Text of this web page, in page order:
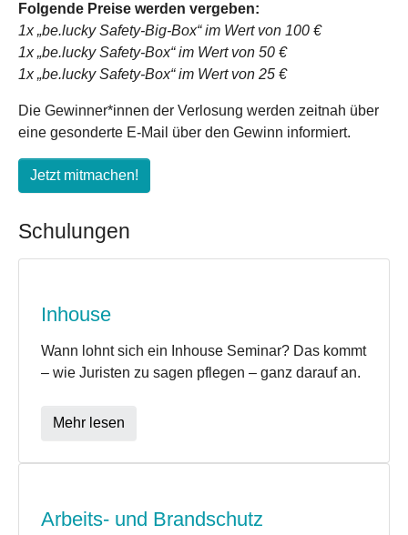
Folgende Preise werden vergeben:
1x „be.lucky Safety-Big-Box“ im Wert von 100 €
1x „be.lucky Safety-Box“ im Wert von 50 €
1x „be.lucky Safety-Box“ im Wert von 25 €
Die Gewinner*innen der Verlosung werden zeitnah über
eine gesonderte E-Mail über den Gewinn informiert.
Jetzt mitmachen!
Schulungen
Inhouse
Wann lohnt sich ein Inhouse Seminar? Das kommt
– wie Juristen zu sagen pflegen – ganz darauf an.
Mehr lesen
Arbeits- und Brandschutz